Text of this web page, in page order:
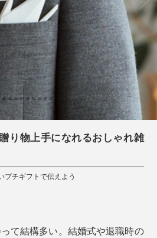
り物上手になれるおしゃれ雑
プチギフトで伝えよう
て結構多い。結婚式や退職時の